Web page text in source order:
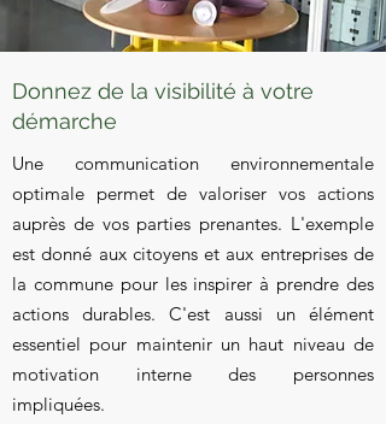
Donnez de la visibilité à votre
démarche
Une communication environnementale
optimale permet de valoriser vos actions
auprès de vos parties prenantes. L'exemple
est donné aux citoyens et aux entreprises de
la commune pour les inspirer à prendre des
actions durables. C'est aussi un élément
essentiel pour maintenir un haut niveau de
motivation interne des personnes
impliquées.